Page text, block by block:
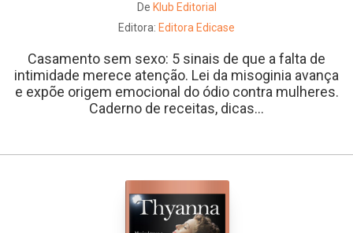
De Klub Editorial
Editora: Editora Edicase
Casamento sem sexo: 5 sinais de que a falta de
intimidade merece atenção. Lei da misoginia avança
e expõe origem emocional do ódio contra mulheres.
Caderno de receitas, dicas...